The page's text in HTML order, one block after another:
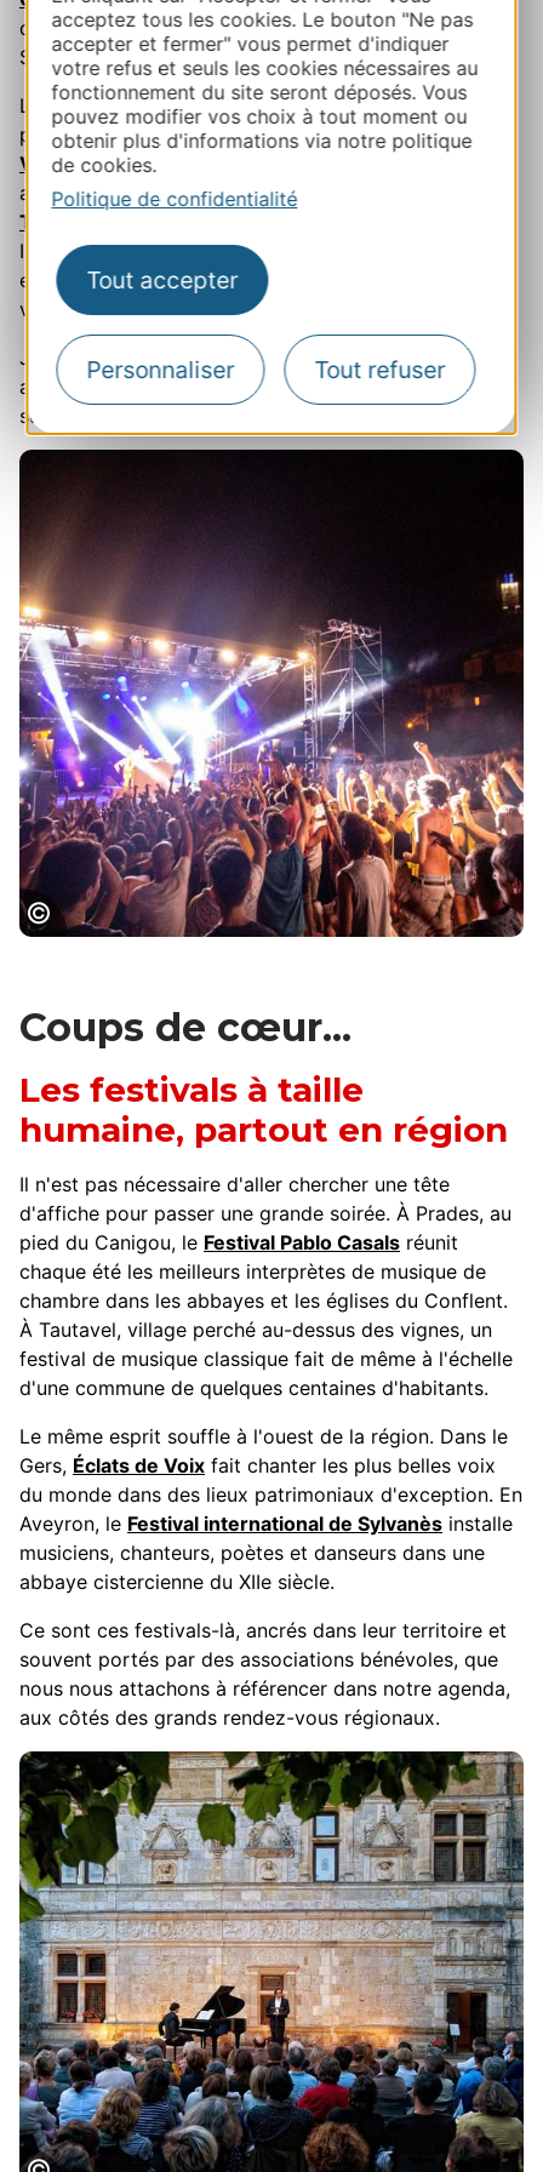
acceptez tous les cookies. Le bouton "Ne pas
accepter et fermer" vous permet d'indiquer
votre refus et seuls les cookies nécessaires au
fonctionnement du site seront déposés. Vous
pouvez modifier vos choix à tout moment ou
obtenir plus d'informations via notre politique
de cookies.
Politique de confidentialité
Tout accepter
Personnaliser Tout refuser
de juillet, la musique sacrée et la danse à l'abbaye de
Sylvanès, au sud de l'Aveyron.
L'automne ne referme rien. En septembre, le
photojournalisme mondial s'expose à Perpignan avec
Visa pour l'Image
accueillePiano aux Jacobinsà Toulouse. En octobre,
Toulouse les Orgues
Internationales de la Guitare investissent Montpellier,
et le cirque contemporain européen se donne rendez-
vous à Auch pourCirca.
Jazz, humour, bande dessinée, chant, danse, opéra,
arts de la rue : l'étendue des genres est ce qui
surprend le plus dans l'agenda occitan.
Coups de cœur...
Les festivals à taille
humaine, partout en région
Il n'est pas nécessaire d'aller chercher une tête
d'affiche pour passer une grande soirée. À Prades, au
pied du Canigou, le Festival Pablo Casals réunit
chaque été les meilleurs interprètes de musique de
chambre dans les abbayes et les églises du Conflent.
À Tautavel, village perché au-dessus des vignes, un
festival de musique classique fait de même à l'échelle
d'une commune de quelques centaines d'habitants.
Le même esprit souffle à l'ouest de la région. Dans le
Gers, Éclats de Voix fait chanter les plus belles voix
du monde dans des lieux patrimoniaux d'exception. En
Aveyron, le Festival international de Sylvanès installe
musiciens, chanteurs, poètes et danseurs dans une
abbaye cistercienne du XIIe siècle.
Ce sont ces festivals-là, ancrés dans leur territoire et
souvent portés par des associations bénévoles, que
nous nous attachons à référencer dans notre agenda,
aux côtés des grands rendez-vous régionaux.